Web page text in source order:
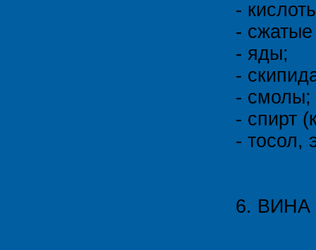
-
- сжатые
- яды;
-
- смолы;
- спирт
- тосол,
6.